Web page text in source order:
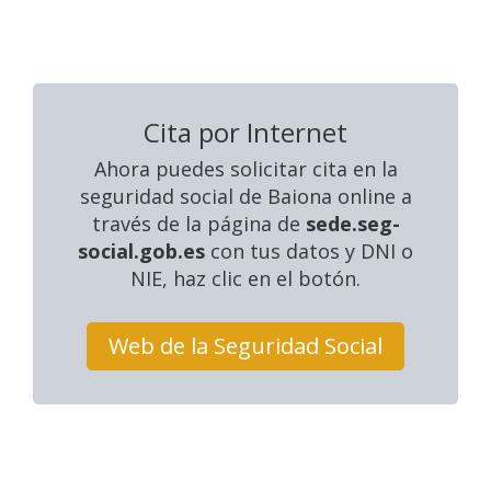
Cita por Internet
Ahora puedes solicitar cita en la
seguridad social de Baiona online a
través de la página de sede.seg-
social.gob.es con tus datos y DNI o
NIE, haz clic en el botón.
Web de la Seguridad Social